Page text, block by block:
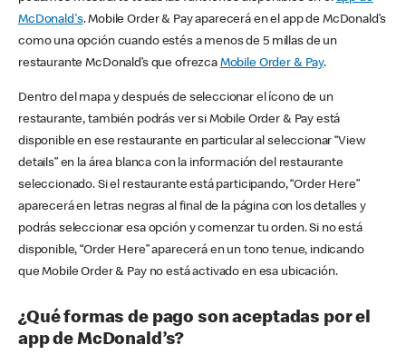
McDonald's. Mobile Order & Pay aparecerá en el app de McDonald’s
como una opción cuando estés a menos de 5 millas de un
restaurante McDonald’s que ofrezca Mobile Order & Pay.
Dentro del mapa y después de seleccionar el ícono de un
restaurante, también podrás ver si Mobile Order & Pay está
disponible en ese restaurante en particular al seleccionar “View
details” en la área blanca con la información del restaurante
seleccionado. Si el restaurante está participando, “Order Here”
aparecerá en letras negras al final de la página con los detalles y
podrás seleccionar esa opción y comenzar tu orden. Si no está
disponible, “Order Here” aparecerá en un tono tenue, indicando
que Mobile Order & Pay no está activado en esa ubicación.
¿Qué formas de pago son aceptadas por el
app de McDonald’s?